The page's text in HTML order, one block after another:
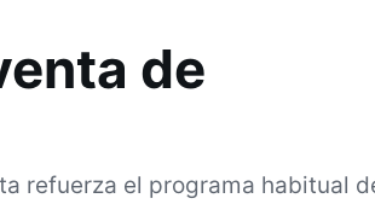
de
refuerza el programa habitual